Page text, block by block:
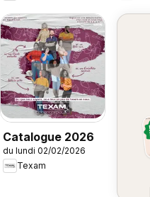
Catalogue 2026
du lundi 02/02/2026
Texam